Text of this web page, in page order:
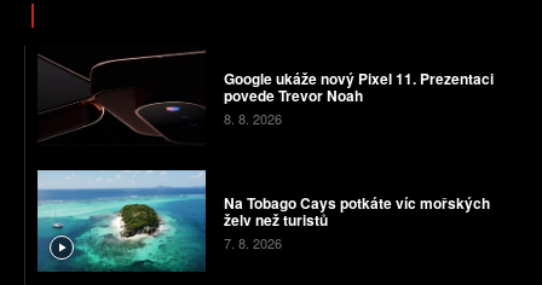
Google ukáže nový Pixel 11. Prezentaci
povede Trevor Noah
8. 8. 2026
Na Tobago Cays potkáte víc mořských
želv než turistů
7. 8. 2026